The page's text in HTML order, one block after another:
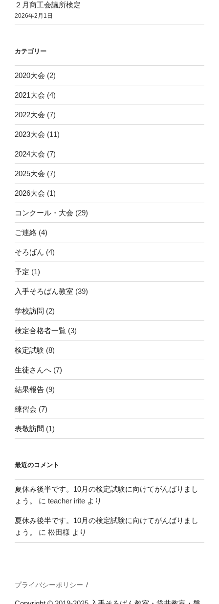
２月商工会議所検定
2026年2月1日
カテゴリー
2020大会 (2)
2021大会 (4)
2022大会 (7)
2023大会 (11)
2024大会 (7)
2025大会 (7)
2026大会 (1)
コンクール・大会 (29)
ご連絡 (4)
そろばん (4)
予定 (1)
入手そろばん教室 (39)
学校訪問 (2)
検定合格者一覧 (3)
検定試験 (8)
生徒さんへ (7)
結果報告 (9)
練習会 (7)
表敬訪問 (1)
最近のコメント
夏休み後半です。10月の検定試験に向けてがんばりまし
ょう。
に teacher irite より
夏休み後半です。10月の検定試験に向けてがんばりまし
ょう。
に 松田様 より
プライバシーポリシー